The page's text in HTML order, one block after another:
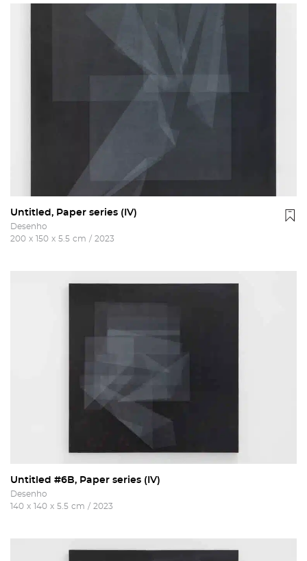
Untitled, Paper series (IV)
Desenho
200 x 150 x 5.5 cm / 2023
Untitled #6B, Paper series (IV)
Desenho
140 x 140 x 5.5 cm / 2023